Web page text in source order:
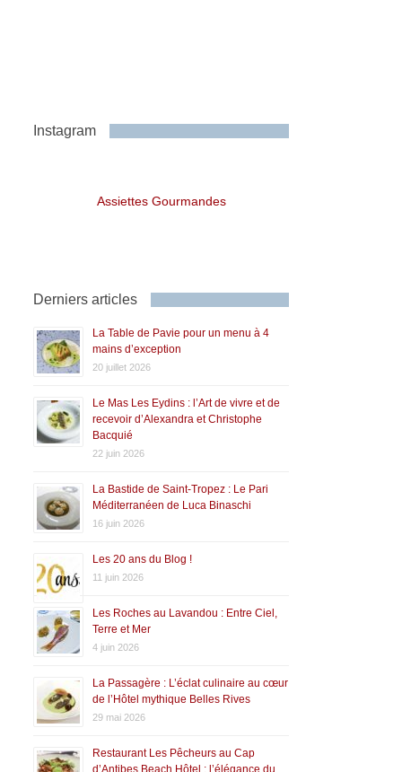
Instagram
Assiettes Gourmandes
Derniers articles
La Table de Pavie pour un menu à 4
mains d’exception
20 juillet 2026
Le Mas Les Eydins : l’Art de vivre et de
recevoir d’Alexandra et Christophe
Bacquié
22 juin 2026
La Bastide de Saint-Tropez : Le Pari
Méditerranéen de Luca Binaschi
16 juin 2026
Les 20 ans du Blog !
11 juin 2026
Les Roches au Lavandou : Entre Ciel,
Terre et Mer
4 juin 2026
La Passagère : L’éclat culinaire au cœur
de l’Hôtel mythique Belles Rives
29 mai 2026
Restaurant Les Pêcheurs au Cap